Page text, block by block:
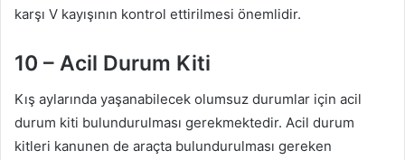
karşı V kayışının kontrol ettirilmesi önemlidir.
10 – Acil Durum Kiti
Kış aylarında yaşanabilecek olumsuz durumlar için acil
durum kiti bulundurulması gerekmektedir. Acil durum
kitleri kanunen de araçta bulundurulması gereken